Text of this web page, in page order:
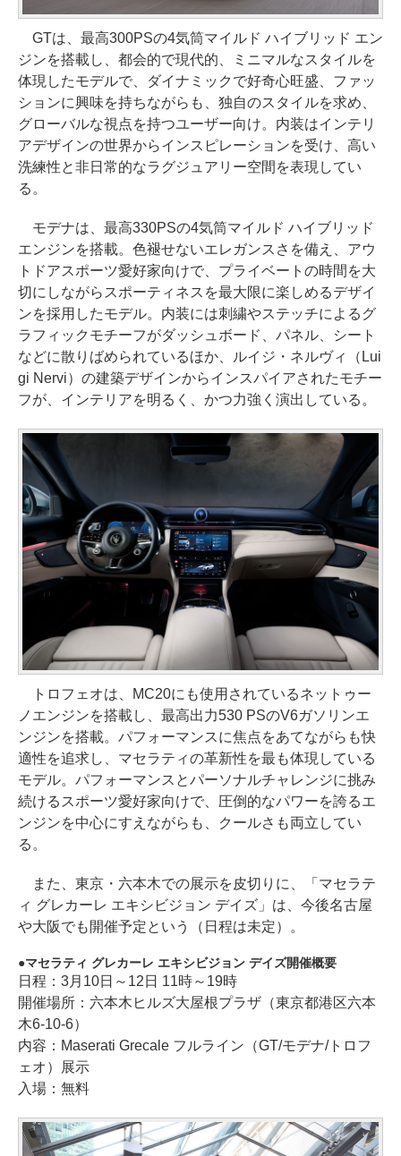
GTは、最高300PSの4気筒マイルド ハイブリッド エン
ジンを搭載し、都会的で現代的、ミニマルなスタイルを
体現したモデルで、ダイナミックで好奇心旺盛、ファッ
ションに興味を持ちながらも、独自のスタイルを求め、
グローバルな視点を持つユーザー向け。内装はインテリ
アデザインの世界からインスピレーションを受け、高い
洗練性と非日常的なラグジュアリー空間を表現してい
る。
モデナは、最高330PSの4気筒マイルド ハイブリッド
エンジンを搭載。色褪せないエレガンスさを備え、アウ
トドアスポーツ愛好家向けで、プライベートの時間を大
切にしながらスポーティネスを最大限に楽しめるデザイ
ンを採用したモデル。内装には刺繍やステッチによるグ
ラフィックモチーフがダッシュボード、パネル、シート
などに散りばめられているほか、ルイジ・ネルヴィ（Lui
gi Nervi）の建築デザインからインスパイアされたモチー
フが、インテリアを明るく、かつ力強く演出している。
トロフェオは、MC20にも使用されているネットゥー
ノエンジンを搭載し、最高出力530 PSのV6ガソリンエ
ンジンを搭載。パフォーマンスに焦点をあてながらも快
適性を追求し、マセラティの革新性を最も体現している
モデル。パフォーマンスとパーソナルチャレンジに挑み
続けるスポーツ愛好家向けで、圧倒的なパワーを誇るエ
ンジンを中心にすえながらも、クールさも両立してい
る。
また、東京・六本木での展示を皮切りに、「マセラテ
ィ グレカーレ エキシビジョン デイズ」は、今後名古屋
や大阪でも開催予定という（日程は未定）。
マセラティ グレカーレ エキシビジョン デイズ開催概要
日程：3月10日～12日 11時～19時
開催場所：六本木ヒルズ大屋根プラザ（東京都港区六本
木6-10-6）
内容：Maserati Grecale フルライン（GT/モデナ/トロフ
ェオ）展示
入場：無料